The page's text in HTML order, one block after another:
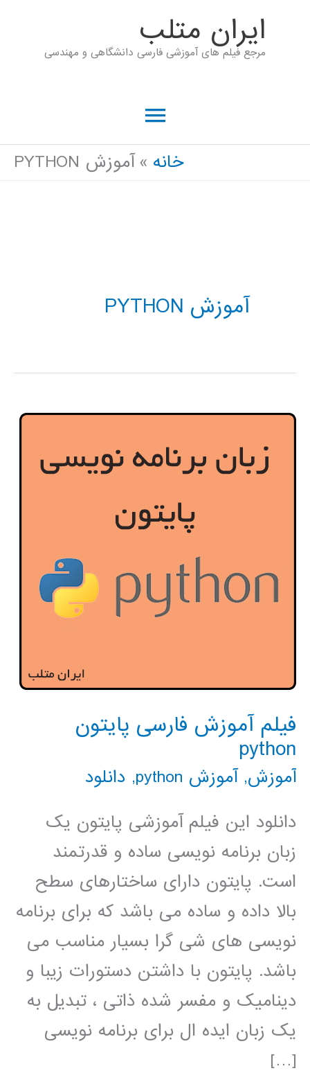
ايران متلب
مرجع فیلم های آموزشی فارسی دانشگاهی و مهندسی
فهرست
اصلیخانه آموزش PYTHON
آموزش PYTHON
فیلم آموزش فارسی پایتون
python
آموزش,آموزش python , دانلود
دانلود این فیلم آموزشی پایتون یک
زبان برنامه نویسی ساده و قدرتمند
است. پایتون دارای ساختارهای سطح
بالا داده و ساده می باشد که برای برنامه
نویسی های شی گرا بسیار مناسب می
باشد. پایتون با داشتن دستورات زیبا و
دینامیک و مفسر شده ذاتی ، تبدیل به
یک زبان ایده ال برای برنامه نویسی
[…]